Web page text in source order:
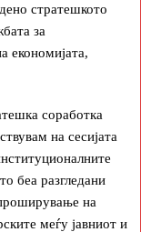
стратешкото
за
економијата,
соработка
на сесијата
беа разгледани
на
меѓу јавниот и